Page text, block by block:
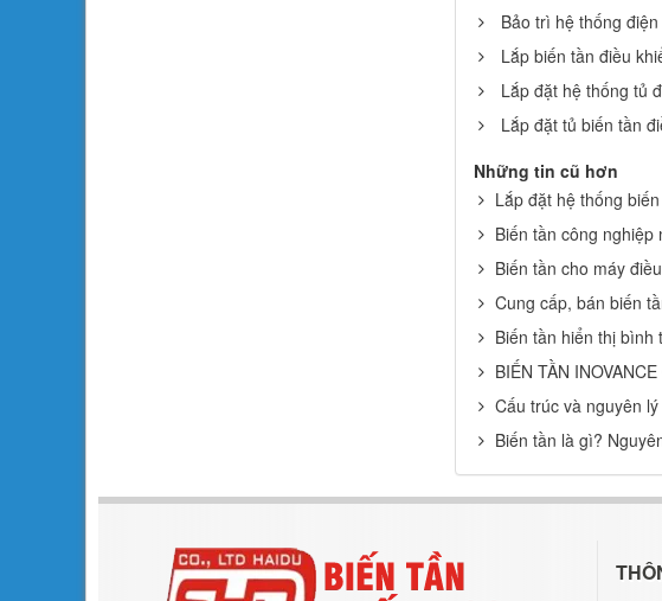
Bảo trì hệ thống
Lắp biến tần điều
Lắp đặt hệ thống tủ
Lắp đặt tủ biến tần
Những tin cũ hơn
Lắp đặt hệ thống
Biến tần công
Biến tần cho máy
Cung cấp, bán biến
Biến tần hiển thị bình
BIẾN TẦN
Cấu trúc và nguyên
Biến tần là gì?